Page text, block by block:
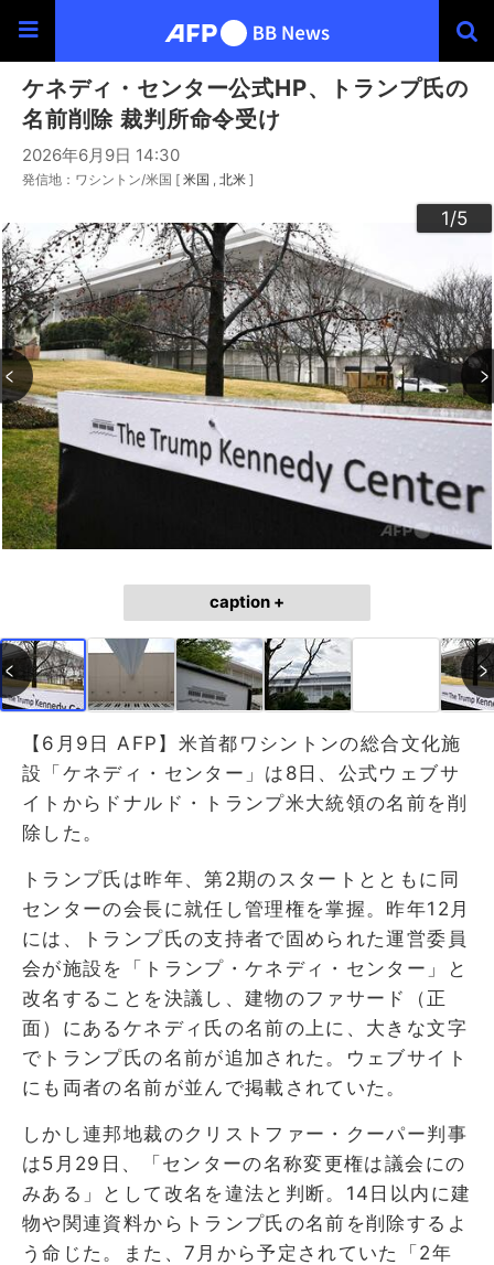
ケネディ・センター公式HP、トランプ氏の
名前削除 裁判所命令受け
2026年6月9日 14:30
発信地：ワシントン/米国 [ 米国 北米 ]
1/5
2/5
3/5
4/5
5/5
caption +
【6月9日 AFP】米首都ワシントンの総合文化施
設「ケネディ・センター」は8日、公式ウェブサ
イトからドナルド・トランプ米大統領の名前を削
除した。
トランプ氏は昨年、第2期のスタートとともに同
センターの会長に就任し管理権を掌握。昨年12月
には、トランプ氏の支持者で固められた運営委員
会が施設を「トランプ・ケネディ・センター」と
改名することを決議し、建物のファサード（正
面）にあるケネディ氏の名前の上に、大きな文字
でトランプ氏の名前が追加された。ウェブサイト
にも両者の名前が並んで掲載されていた。
しかし連邦地裁のクリストファー・クーパー判事
は5月29日、「センターの名称変更権は議会にの
みある」として改名を違法と判断。14日以内に建
物や関連資料からトランプ氏の名前を削除するよ
う命じた。また、7月から予定されていた「2年